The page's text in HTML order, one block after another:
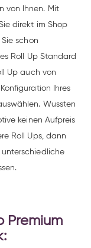
von Ihnen. Mit
direkt im Shop
schon
Roll Up Standard
Up auch von
Ihres
Wussten
keinen Aufpreis
Roll Ups, dann
unterschiedliche
Premium